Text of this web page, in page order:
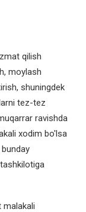
qilish
moylash
shuningdek
tez-tez
ravishda
xodim bo'lsa
malakali